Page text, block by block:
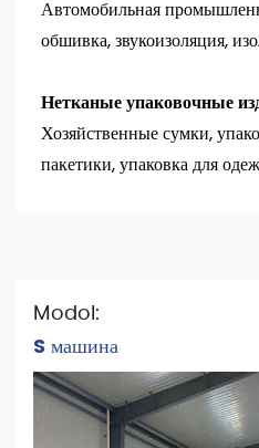
Автомобильная
обшивка, звукоизоляция,
Нетканые упаковочные
Хозяйственные сумки,
пакетики, упаковка для
Modol:
S машина